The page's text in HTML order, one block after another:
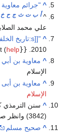
^ "جرائم
^أ ب ت ث ج ح خ
علي محمد
^ "[[s:تاريخ الخلفاء|تاريخ الخلفاء]]"
2010.
{{
(help
^ معاوية بن
الإسلام
^ معاوية بن
الإسلام
^ سنن الترمذي
(3842) وانظر صحيح الترمذي رقم (3018)
^ صحيح مسلم